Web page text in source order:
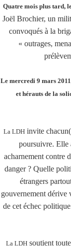
Quatre mois plus tard,
Joël Brochier, un
convoqués à la
« outrages,
Le mercredi 9 mars
et hérauts de la
La LDH invite
poursuivre. Elle
acharnement contre
danger ? Quelle
étrangers
gouvernement dérive
de cet échec
La LDH soutient